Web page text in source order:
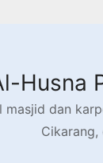
Husna
dan